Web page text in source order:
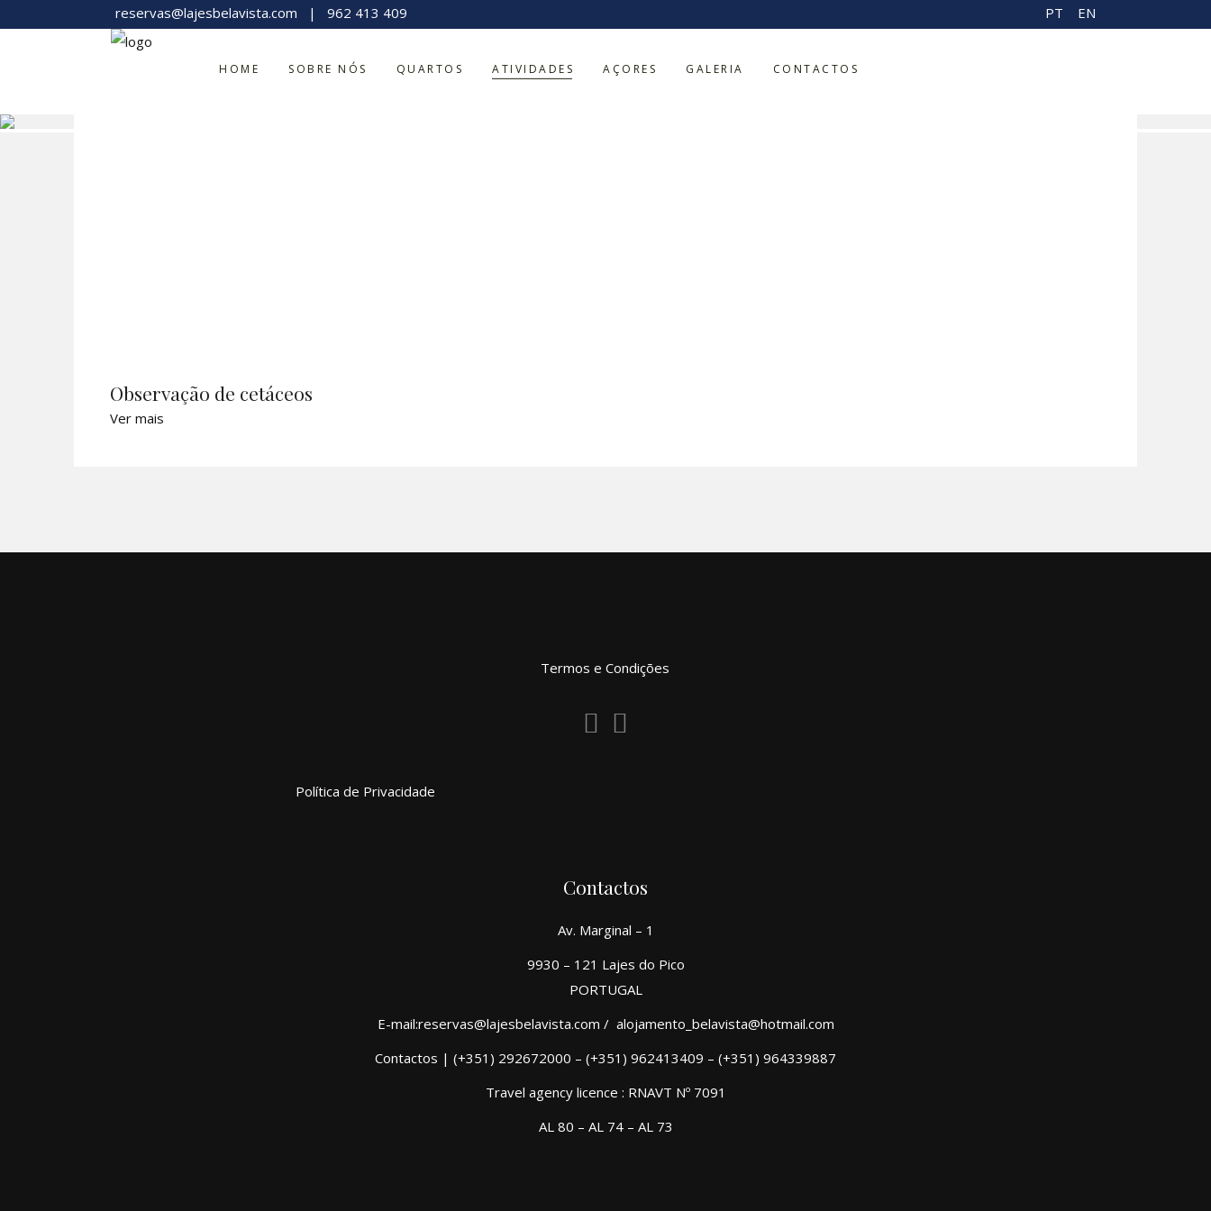
reservas@lajesbelavista.com | 962 413 409 PT EN
HOME SOBRE NÓS QUARTOS ATIVIDADES AÇORES GALERIA CONTACTOS
Observação de cetáceos
Ver mais
Política de Privacidade
Termos e Condições
Contactos
Av. Marginal – 1
9930 – 121 Lajes do Pico
PORTUGAL
E-mail:reservas@lajesbelavista.com / alojamento_belavista@hotmail.com
Contactos | (+351) 292672000 – (+351) 962413409 – (+351) 964339887
Travel agency licence : RNAVT Nº 7091
AL 80 – AL 74 – AL 73